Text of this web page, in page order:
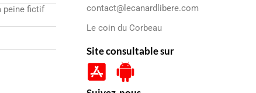
peine fictif
contact@lecanardlibere.com
Le coin du Corbeau
Site consultable sur